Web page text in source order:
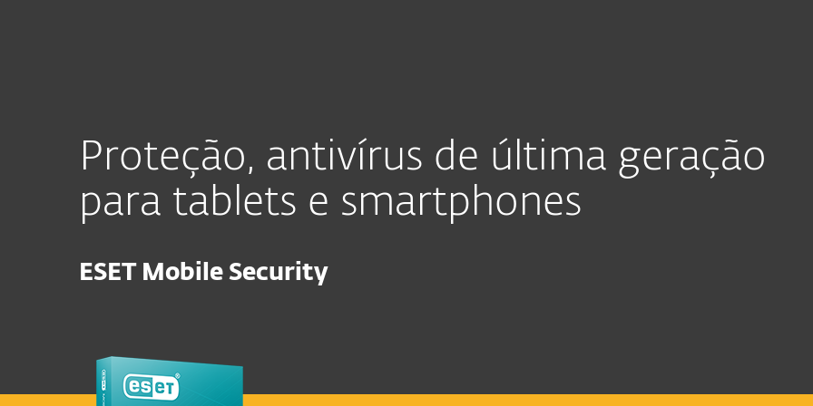
Proteção, antivírus de última geração
para tablets e smartphones
ESET Mobile Security